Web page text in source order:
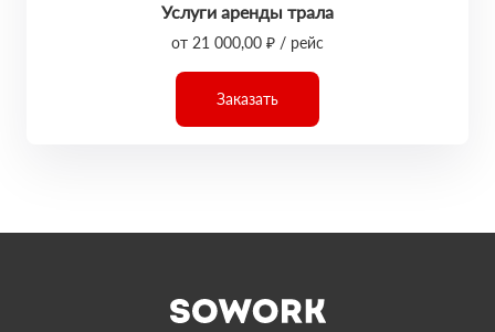
Услуги аренды трала
от 21 000,00 ₽ / рейс
Заказать